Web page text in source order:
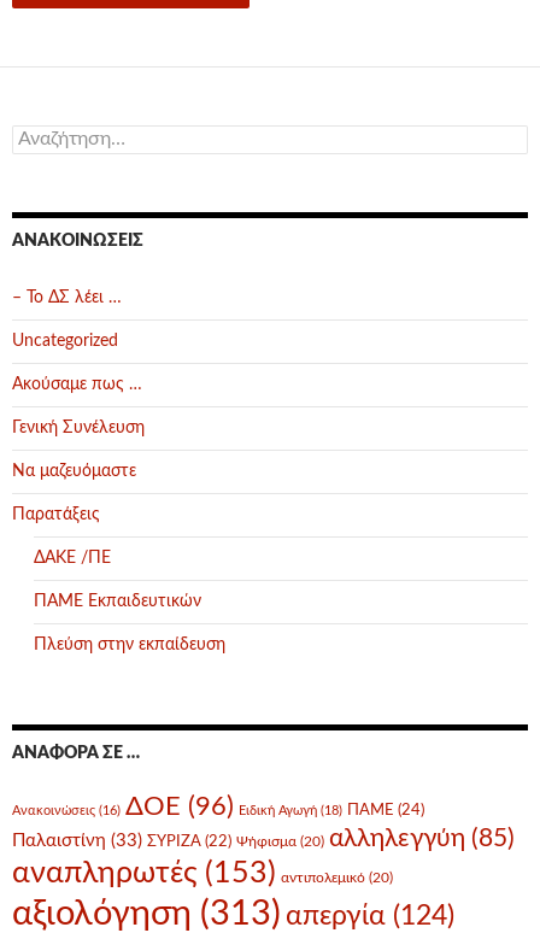
Αναζήτηση
για:
ΑΝΑΚΟΙΝΏΣΕΙΣ
– Το ΔΣ λέει …
Uncategorized
Ακούσαμε πως …
Γενική Συνέλευση
Να μαζευόμαστε
Παρατάξεις
ΔΑΚΕ /ΠΕ
ΠΑΜΕ Εκπαιδευτικών
Πλεύση στην εκπαίδευση
ΑΝΑΦΟΡΆ ΣΕ …
Ανακοινώσεις (16) ΔΟΕ (96) Ειδική Αγωγή (18) ΠΑΜΕ (24)
Παλαιστίνη (33) ΣΥΡΙΖΑ (22) Ψήφισμα (20) αλληλεγγύη (85)
αναπληρωτές (153) αντιπολεμικό (20)
αξιολόγηση (313) απεργία (124)